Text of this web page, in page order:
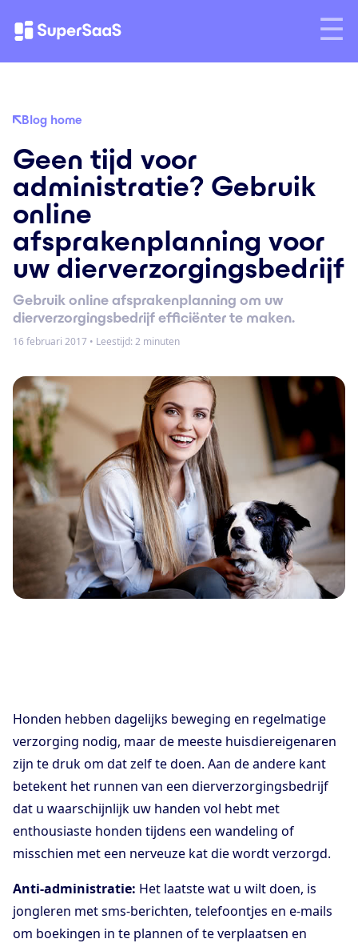
Blog home
Geen tijd voor
administratie? Gebruik
online
afsprakenplanning voor
uw dierverzorgingsbedrijf
Gebruik online afsprakenplanning om uw
dierverzorgingsbedrijf efficiënter te maken.
16 februari 2017 • Leestijd: 2 minuten
Honden hebben dagelijks beweging en regelmatige
verzorging nodig, maar de meeste huisdiereigenaren
zijn te druk om dat zelf te doen. Aan de andere kant
betekent het runnen van een dierverzorgingsbedrijf
dat u waarschijnlijk uw handen vol hebt met
enthousiaste honden tijdens een wandeling of
misschien met een nerveuze kat die wordt verzorgd.
Anti-administratie: Het laatste wat u wilt doen, is
jongleren met sms-berichten, telefoontjes en e-mails
om boekingen in te plannen of te verplaatsen en